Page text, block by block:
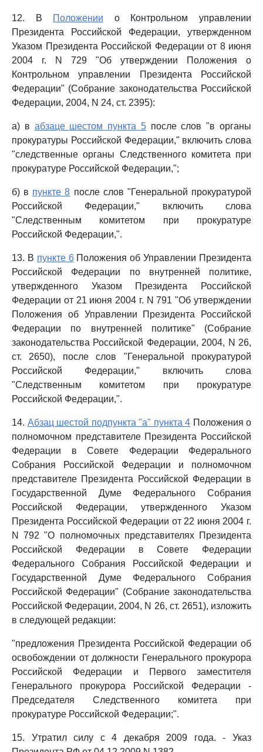
12. В Положении о Контрольном управлении
Президента Российской Федерации, утвержденном
Указом Президента Российской Федерации от 8 июня
2004 г. N 729 "Об утверждении Положения о
Контрольном управлении Президента Российской
Федерации" (Собрание законодательства Российской
Федерации, 2004, N 24, ст. 2395):
а) в абзаце шестом пункта 5после слов "в органы
прокуратуры Российской Федерации," включить слова
"следственные органы Следственного комитета при
прокуратуре Российской Федерации,";
б) в пункте 8 после слов "Генеральной прокуратурой
Российской Федерации," включить слова
"Следственным комитетом при прокуратуре
Российской Федерации,".
13. В пункте 6Положения об Управлении Президента
Российской Федерации по внутренней политике,
утвержденного Указом Президента Российской
Федерации от 21 июня 2004 г. N 791 "Об утверждении
Положения об Управлении Президента Российской
Федерации по внутренней политике" (Собрание
законодательства Российской Федерации, 2004, N 26,
ст. 2650), после слов "Генеральной прокуратурой
Российской Федерации," включить слова
"Следственным комитетом при прокуратуре
Российской Федерации,".
14. Абзац шестой подпункта "а" пункта 4 Положения о
полномочном представителе Президента Российской
Федерации в Совете Федерации Федерального
Собрания Российской Федерации и полномочном
представителе Президента Российской Федерации в
Государственной Думе Федерального Собрания
Российской Федерации, утвержденного Указом
Президента Российской Федерации от 22 июня 2004 г.
N 792 "О полномочных представителях Президента
Российской Федерации в Совете Федерации
Федерального Собрания Российской Федерации и
Государственной Думе Федерального Собрания
Российской Федерации" (Собрание законодательства
Российской Федерации, 2004, N 26, ст. 2651), изложить
в следующей редакции:
"предложения Президента Российской Федерации об
освобождении от должности Генерального прокурора
Российской Федерации и Первого заместителя
Генерального прокурора Российской Федерации -
Председателя Следственного комитета при
прокуратуре Российской Федерации;".
15. Утратил силу с 4 декабря 2009 года. - Указ